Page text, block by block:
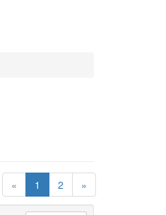
« 1 (current)
2 »